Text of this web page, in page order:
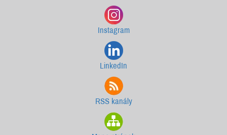
Instagram
LinkedIn
RSS kanály